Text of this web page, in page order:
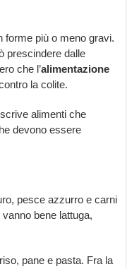
forme più o meno gravi.
prescindere dalle
che l’alimentazione
la colite.
alimenti che
devono essere
pesce azzurro e carni
bene lattuga,
pane e pasta. Fra la